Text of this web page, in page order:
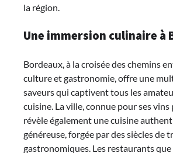
la région.
Une immersion culinaire à
Bordeaux, à la croisée des chemins
culture et gastronomie, offre une
saveurs qui captivent tous les
cuisine. La ville, connue pour ses vins
révèle également une cuisine
généreuse, forgée par des siècles de
gastronomiques. Les restaurants que